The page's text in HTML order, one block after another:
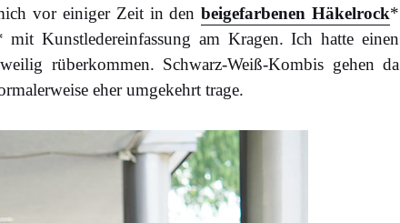
vor einiger Zeit in denbeigefarbenen Häkelrock*
mit Kunstledereinfassung am Kragen. Ich hatte einen
rüberkommen. Schwarz-Weiß-Kombis gehen da
eher umgekehrt trage.